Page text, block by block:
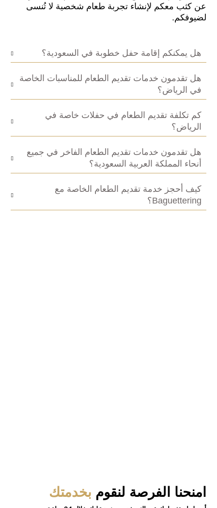
عن كثب معكم لإنشاء تجربة طعام شخصية لا تُنسى
لضيوفكم.
هل يمكنكم إقامة حفل خطوبة في السعودية؟
هل تقدمون خدمات تقديم الطعام للمناسبات الخاصة
في الرياض؟
كم تكلفة تقديم الطعام في حفلات خاصة في
الرياض؟
هل تقدمون خدمات تقديم الطعام الفاخر في جميع
أنحاء المملكة العربية السعودية؟
كيف أحجز خدمة تقديم الطعام الخاصة مع
Baguettering؟
امنحنا الفرصة لنقوم بخدمتك